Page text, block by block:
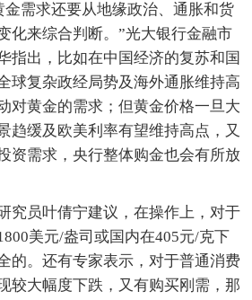
需求还要从地缘政治、通胀和货
化来综合判断。”光大银行金融市
指出，比如在中国经济的复苏和国
球复杂政经局势及海外通胀维持高
对黄金的需求；但黄金价格一旦大
趋缓及欧美利率有望维持高点，又
资需求，央行整体购金也会有所放
员叶倩宁建议，在操作上，对于
美元/盎司或国内在405元/克下
的。还有专家表示，对于普通消费
较大幅度下跌，又有购买刚需，那